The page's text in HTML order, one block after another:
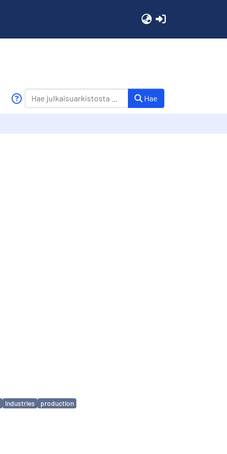
Hae
industries
production